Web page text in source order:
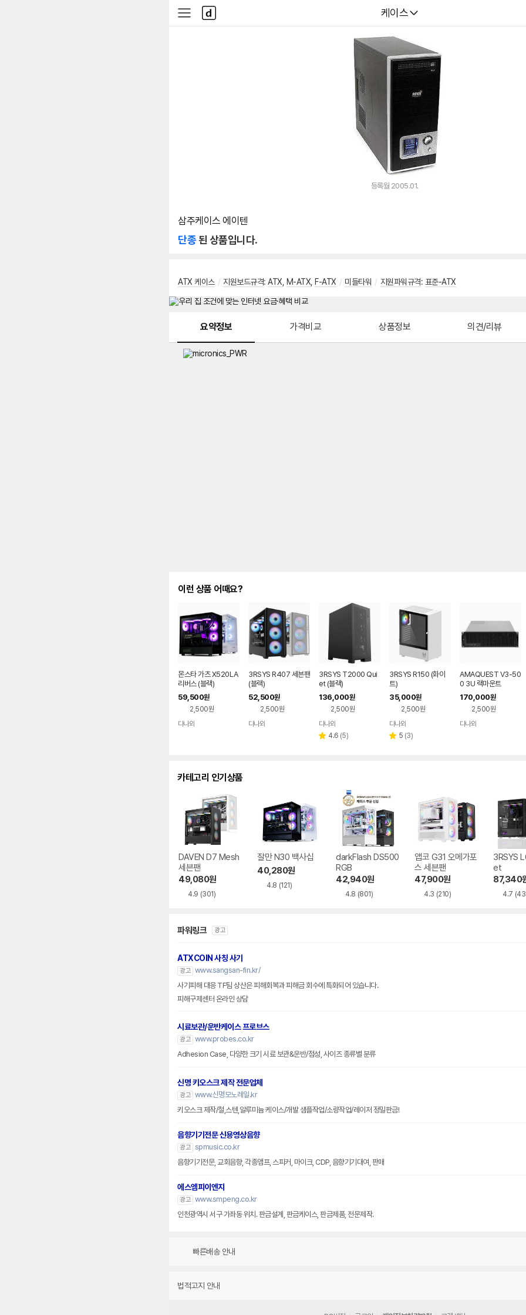
다나와
케이스
사
이
다
나
와
등록월 2005.01.
삼주케이스 에이텐
단종된 상품입니다.
ATX 케이스 / 지원보드규격: ATX M-ATX F-ATX / 미들타워 / 지원파워규격: 표준-ATX
요약정보 가격비교 상품정보 의견/리뷰
이런 상품 어때요?
몬스타 가츠 X520LA
리버스 (블랙)
59,500원
2,500원
다나와
3RSYS R407 세븐팬
(블랙)
52,500원
2,500원
다나와
3RSYS T2000 Qui
et (블랙)
136,000원
2,500원
페이
다나와
별 4.6 리
(5)
3RSYS R150 (화이
트)
35,000원
2,500원
페이
다나와
별 5 리
(3)
AMAQUEST V3-50
0 3U 랙마운트
170,000원
2,500원
다나와
카테고리 인기상품
DAVEN D7 Mesh
세븐팬
49,080원
4.9 (301)
잘만 N30 백사십
40,280원
4.8 (121)
darkFlash DS500
RGB
42,940원
4.8 (801)
앱코 G31 오메가포
스 세븐팬
47,900원
4.3 (210)
3RSYS
et
87,340
4.7
파워링크 광고
ATXCOIN 사칭 사기
광고 www.sangsan-fin.kr/
사기피해 대응 TF팀 상산은 피해회복과 피해금 회수에 특화되어 있습니다.
피해구제센터 온라인 상담
시료보관/운반케이스 프로브스
광고 www.probes.co.kr
Adhesion Case, 다양한 크기 시료 보관&운반/점성, 사이즈 종류별 분류
신명 키오스크 제작 전문업체
광고 www.신명모노레일.kr
키오스크 제작/철,스텐,알루미늄 케이스/개발 샘플작업/소량작업/레이저 정밀판금!
음향기기전문 신용영상음향
광고 spmusic.co.kr
음향기기전문, 교회음향, 각종앰프, 스피커, 마이크, CDP, 음향기기대여, 판매
에스엠피이엔지
광고 www.smpeng.co.kr
인천광역시 서구 가좌동 위치. 판금설계, 판금케이스, 판금제품, 전문제작.
빠른배송 안내
법적고지 안내